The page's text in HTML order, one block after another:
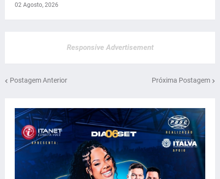
02 Agosto, 2026
Responsive Advertisement
Postagem Anterior Próxima Postagem